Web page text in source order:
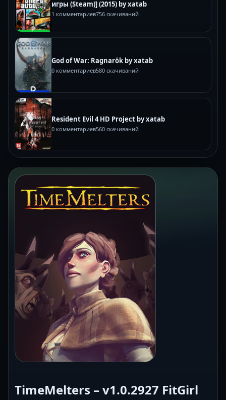
игры (Steam)] (2015) by xatab
1 комментариев756 скачиваний
God of War: Ragnarök by xatab
0 комментариев580 скачиваний
Resident Evil 4 HD Project by xatab
0 комментариев560 скачиваний
TimeMelters – v1.0.2927 FitGirl